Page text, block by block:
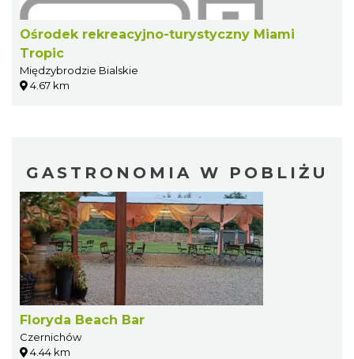
Ośrodek rekreacyjno-turystyczny Miami
Tropic
Międzybrodzie Bialskie
4.67 km
GASTRONOMIA W POBLIŻU
Floryda Beach Bar
Czernichów
4.44 km